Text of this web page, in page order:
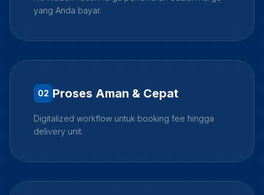
yang Anda bayar.
02 Proses Aman & Cepat
Digitalized workflow untuk booking fee hingga
delivery unit.